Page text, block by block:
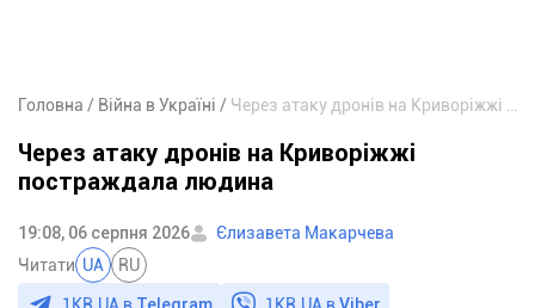
Головна Війна в Україні Через атаку дронів на Криворіжжі постраждала людина
Через атаку дронів на Криворіжжі
постраждала людина
19:08, 06 серпня 2026
Єлизавета Макарчева
Читати UA RU